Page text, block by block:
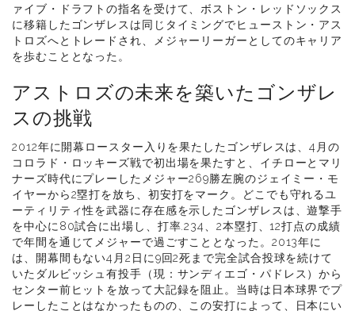
ァイブ・ドラフトの指名を受けて、ボストン・レッドソックス
に移籍したゴンザレスは同じタイミングでヒューストン・アス
トロズへとトレードされ、メジャーリーガーとしてのキャリア
を歩むこととなった。
アストロズの未来を築いたゴンザレ
スの挑戦
2012年に開幕ロースター入りを果たしたゴンザレスは、4月の
コロラド・ロッキーズ戦で初出場を果たすと、イチローとマリ
ナーズ時代にプレーしたメジャー269勝左腕のジェイミー・モ
イヤーから2塁打を放ち、初安打をマーク。どこでも守れるユ
ーティリティ性を武器に存在感を示したゴンザレスは、遊撃手
を中心に80試合に出場し、打率.234、2本塁打、12打点の成績
で年間を通じてメジャーで過ごすこととなった。2013年に
は、開幕間もない4月2日に9回2死まで完全試合投球を続けて
いたダルビッシュ有投手（現：サンディエゴ・パドレス）から
センター前ヒットを放って大記録を阻止。当時は日本球界でプ
レーしたことはなかったものの、この安打によって、日本にい